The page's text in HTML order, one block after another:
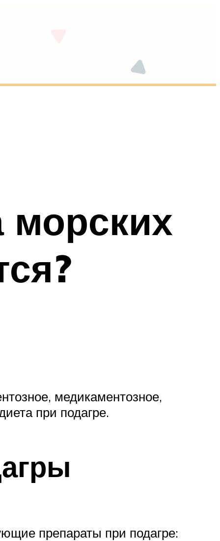
морских
медикаментозное,
при подагре.
препараты при подагре: